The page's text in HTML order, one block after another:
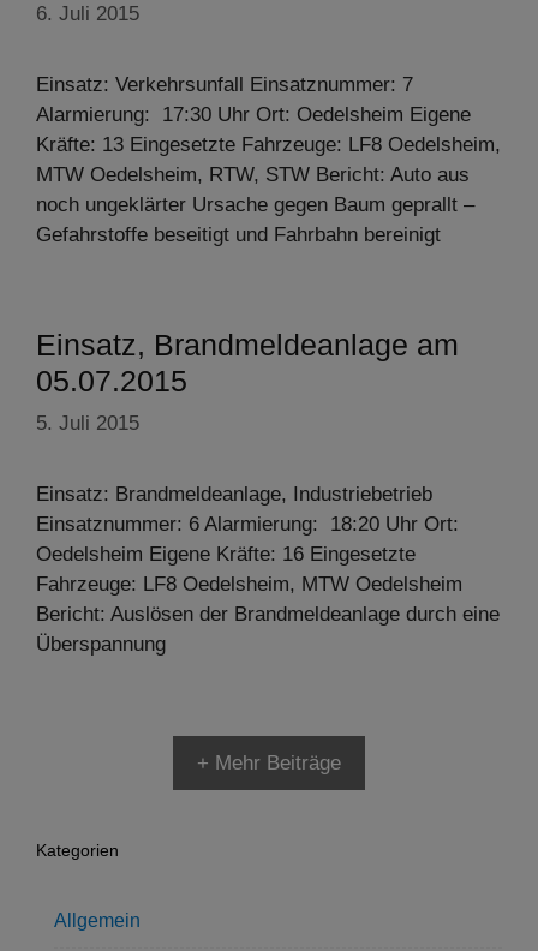
6. Juli 2015
Einsatz: Verkehrsunfall Einsatznummer: 7
Alarmierung: 17:30 Uhr Ort: Oedelsheim Eigene
Kräfte: 13 Eingesetzte Fahrzeuge: LF8 Oedelsheim,
MTW Oedelsheim, RTW, STW Bericht: Auto aus
noch ungeklärter Ursache gegen Baum geprallt –
Gefahrstoffe beseitigt und Fahrbahn bereinigt
Einsatz, Brandmeldeanlage am
05.07.2015
5. Juli 2015
Einsatz: Brandmeldeanlage, Industriebetrieb
Einsatznummer: 6 Alarmierung: 18:20 Uhr Ort:
Oedelsheim Eigene Kräfte: 16 Eingesetzte
Fahrzeuge: LF8 Oedelsheim, MTW Oedelsheim
Bericht: Auslösen der Brandmeldeanlage durch eine
Überspannung
+ Mehr Beiträge
Kategorien
Allgemein